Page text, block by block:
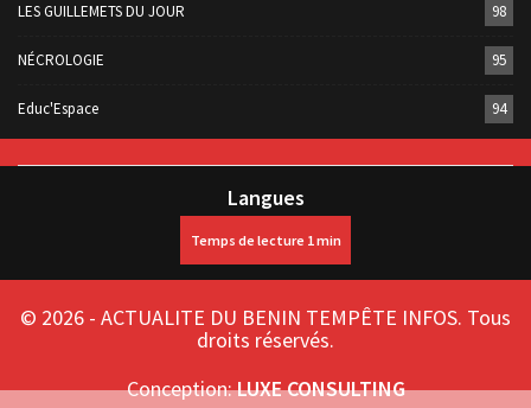
LES GUILLEMETS DU JOUR 98
NÉCROLOGIE 95
Educ'Espace 94
Langues
© 2026 - ACTUALITE DU BENIN TEMPÊTE INFOS. Tous
droits réservés.
Conception:LUXE CONSULTING